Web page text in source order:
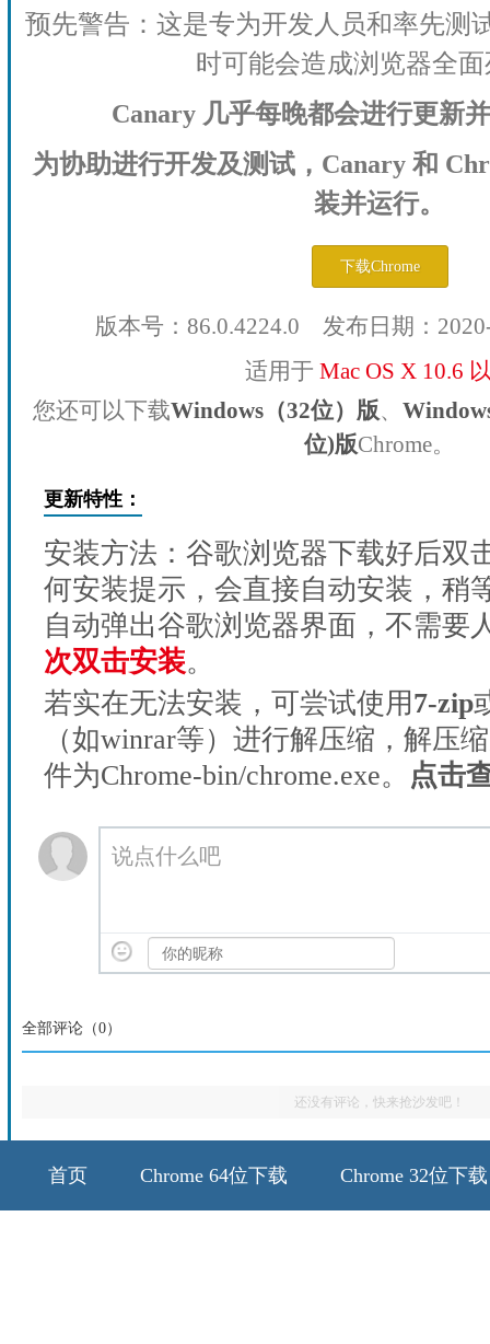
预先警告：这是专为开发人员和率先测
时可能会造成浏览器全
Canary 几乎每晚都会进行更新
为协助进行开发及测试，Canary 和
装并运行。
下载Chrome
版本号：86.0.4224.0 发布日期：
适用于 Mac OS X 10.6
您还可以下载Windows（32位）版、
位)版Chrome。
更新特性：
安装方法：谷歌浏览器下载好后双
何安装提示，会直接自动安装，稍
自动弹出谷歌浏览器界面，不需要
次双击安装。
若实在无法安装，可尝试使用7-zip
（如winrar等）进行解压缩，解压
件为Chrome-bin/chrome.exe。
点击
说点什么吧
全部评论（0）
还没有评论，快来抢沙发吧！
首页 Chrome 64位下载 Chrome 32位下载